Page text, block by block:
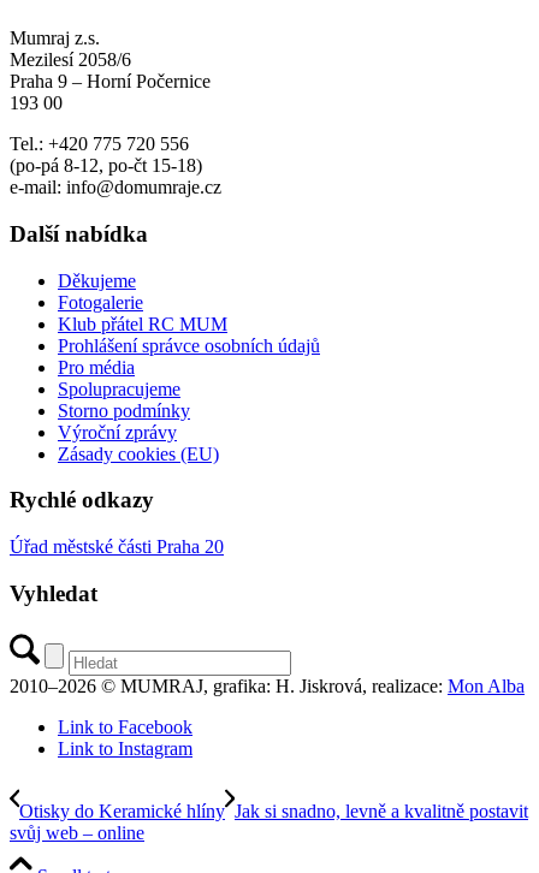
Mumraj z.s.
Mezilesí 2058/6
Praha 9 – Horní Počernice
193 00
Tel.: +420 775 720 556
(po-pá 8-12, po-čt 15-18)
e-mail: info@domumraje.cz
Další nabídka
Děkujeme
Fotogalerie
Klub přátel RC MUM
Prohlášení správce osobních údajů
Pro média
Spolupracujeme
Storno podmínky
Výroční zprávy
Zásady cookies (EU)
Rychlé odkazy
Úřad městské části Praha 20
Vyhledat
2010–2026 © MUMRAJ, grafika: H. Jiskrová, realizace: Mon Alba
Link to Facebook
Link to Instagram
Otisky do Keramické hlíny Jak si snadno, levně a kvalitně postavit
svůj web – online